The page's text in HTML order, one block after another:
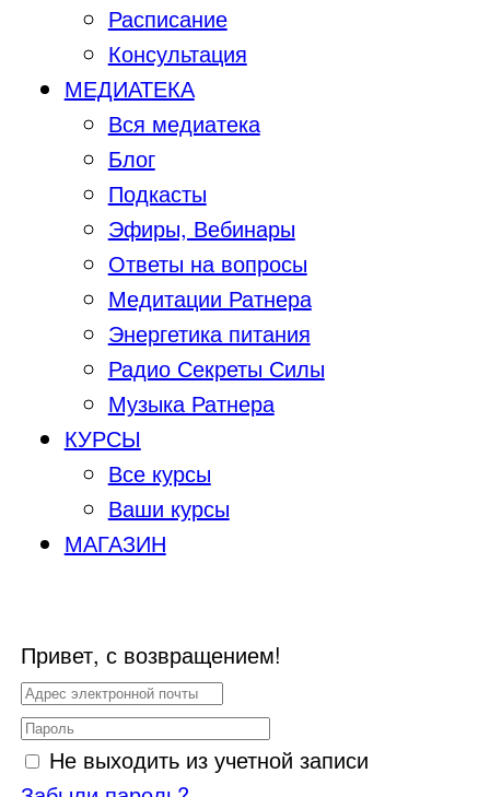
Расписание
Консультация
МЕДИАТЕКА
Вся медиатека
Блог
Подкасты
Эфиры, Вебинары
Ответы на вопросы
Медитации Ратнера
Энергетика питания
Радио Секреты Силы
Музыка Ратнера
КУРСЫ
Все курсы
Ваши курсы
МАГАЗИН
Привет, с возвращением!
Не выходить из учетной записи